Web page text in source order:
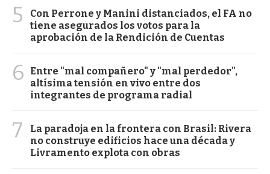
5
Con Perrone y Manini distanciados, el FA no
tiene asegurados los votos para la
aprobación de la Rendición de Cuentas
6
Entre "mal compañero" y "mal perdedor",
altísima tensión en vivo entre dos
integrantes de programa radial
7
La paradoja en la frontera con Brasil: Rivera
no construye edificios hace una década y
Livramento explota con obras